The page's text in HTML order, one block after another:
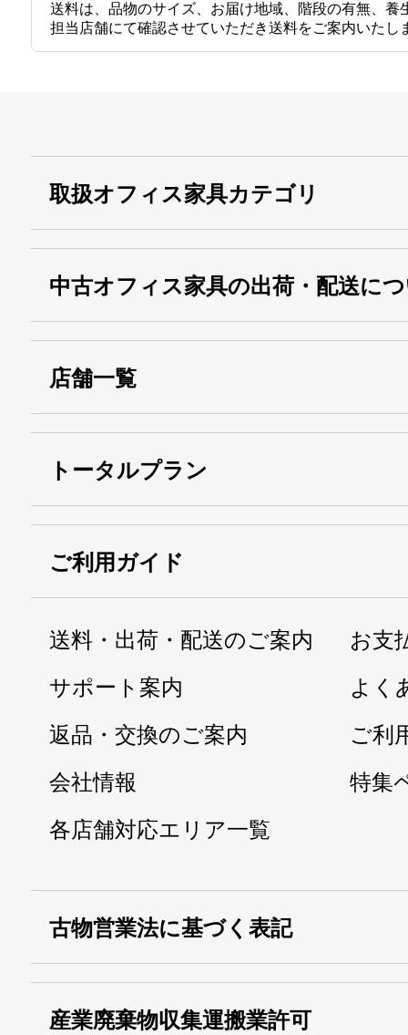
送料は、品物のサイズ、お届け地域、階段の有無、
担当店舗にて確認させていただき送料をご案内いたし
取扱オフィス家具カテゴリ
中古オフィス家具の出荷・配送に
店舗一覧
トータルプラン
ご利用ガイド
送料・出荷・配送のご案内
お支
サポート案内
よく
返品・交換のご案内
ご利
会社情報
特集
各店舗対応エリア一覧
古物営業法に基づく表記
産業廃棄物収集運搬業許可